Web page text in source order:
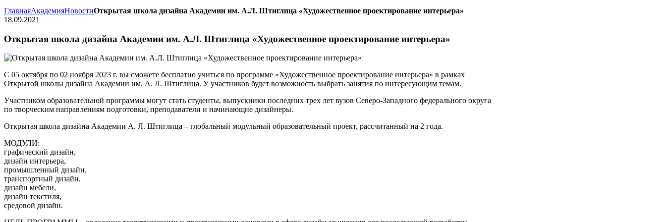
ГлавнаяАкадемияНовостиОткрытая школа дизайна Академии им. А.Л. Штиглица «Художественное проектирование интерьера»
18.09.2021
Открытая школа дизайна Академии им. А.Л. Штиглица «Художественное проектирование интерьера»
С 05 октября по 02 ноября 2023 г. вы сможете бесплатно учиться по программе «Художественное проектирование интерьера» в рамках
Открытой школы дизайна Академии им. А. Л. Штиглица. У участников будет возможность выбрать занятия по интересующим темам.
Участником образовательной программы могут стать студенты, выпускники последних трех лет вузов Северо-Западного федерального округа
по творческим направлениям подготовки, преподаватели и начинающие дизайнеры.
Открытая школа дизайна Академии А. Л. Штиглица – глобальный модульный образовательный проект, рассчитанный на 2 года.
МОДУЛИ:
графический дизайн,
дизайн интерьера,
промышленный дизайн,
транспортный дизайн,
дизайн мебели,
дизайн текстиля,
средовой дизайн.